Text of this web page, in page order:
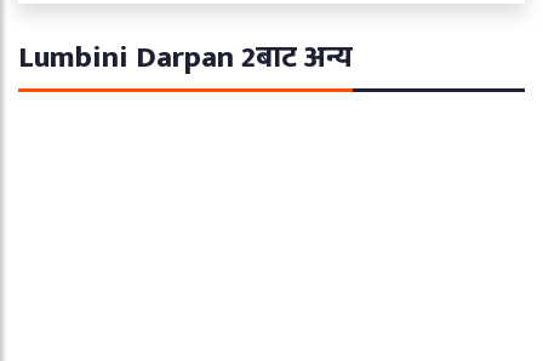
Lumbini Darpan 2बाट अन्य